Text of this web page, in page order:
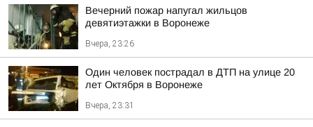
Вечерний пожар напугал жильцов
девятиэтажки в Воронеже
Вчера, 23:26
Один человек пострадал в ДТП на улице 20
лет Октября в Воронеже
Вчера, 23:31